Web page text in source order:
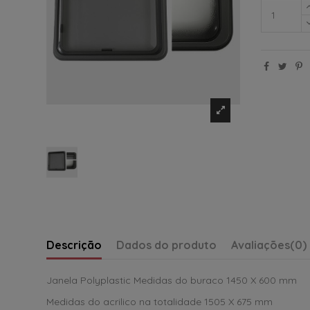
Descrição Dados do produto Avaliações(0)
Janela Polyplastic Medidas do buraco 1450 X 600 mm
Medidas do acrilico na totalidade 1505 X 675 mm